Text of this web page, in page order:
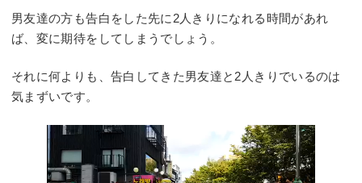
男友達の方も告白をした先に2人きりになれる時間があれ
ば、変に期待をしてしまうでしょう。
それに何よりも、告白してきた男友達と2人きりでいるのは
気まずいです。